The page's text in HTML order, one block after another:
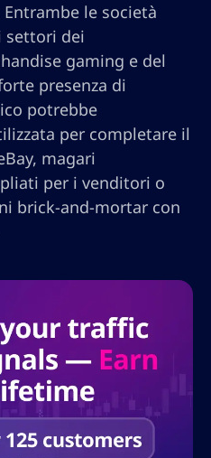
le società
settori dei
gaming e del
presenza di
potrebbe
per completare il
magari
per i venditori o
brick-and-mortar con